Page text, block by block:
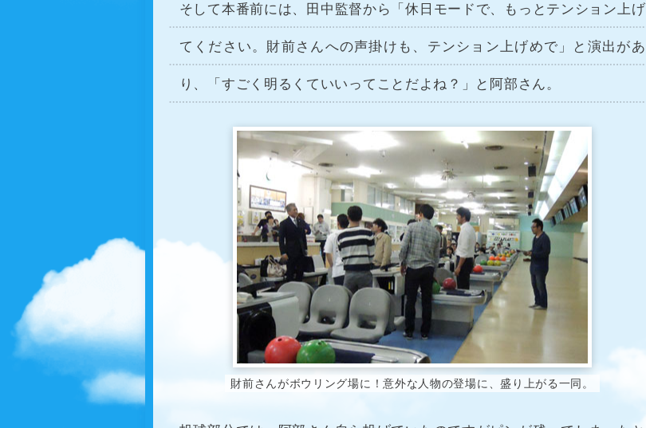
そして本番前には、田中監督から「休日モードで、もっとテンション上げ
てください。財前さんへの声掛けも、テンション上げめで」と演出があ
り、「すごく明るくていいってことだよね？」と阿部さん。
財前さんがボウリング場に！意外な人物の登場に、盛り上がる一同。